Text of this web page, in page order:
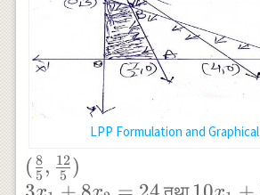
when } x_{2}=0
\text { then }
x_{1}=4 \\ (0,4),
(4,0) \\ \frac{x}
{8}+\frac{x_{2}}
{2}=1 \\ \text {
when } x_{1}=0
\text { then }
LPP Formulation and
(\frac{8}
( 5
8, 5
12 )